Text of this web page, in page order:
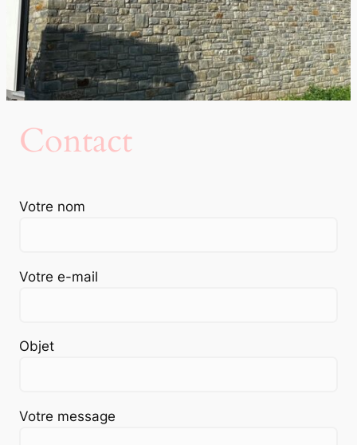
Contact
Votre nom
Votre e-mail
Objet
Votre message